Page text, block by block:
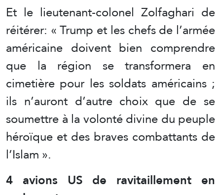
Et le lieutenant-colonel Zolfaghari de
réitérer: « Trump et les chefs de l’armée
américaine doivent bien comprendre
que la région se transformera en
cimetière pour les soldats américains ;
ils n’auront d’autre choix que de se
soumettre à la volonté divine du peuple
héroïque et des braves combattants de
l’Islam ».
4 avions US de ravitaillement en